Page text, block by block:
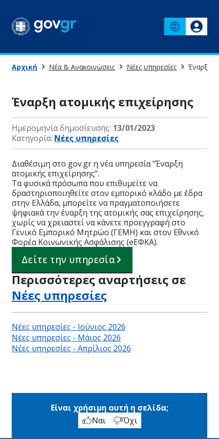
Αρχική Νέα & Ανακοινώσεις Νέες υπηρεσίες Έναρξη
Έναρξη ατομικής επιχείρησης
Ημερομηνία δημοσίευσης: 13/01/2023
Κατηγορία: Νέες υπηρεσίες
Διαθέσιμη στο gov.gr η νέα υπηρεσία "Έναρξη
ατομικής επιχείρησης".
Τα φυσικά πρόσωπα που επιθυμείτε να
δραστηριοποιηθείτε στον εμπορικό κλάδο με έδρα
στην Ελλάδα, μπορείτε να πραγματοποιήσετε
ψηφιακά την έναρξη της ατομικής σας επιχείρησης,
χωρίς να χρειαστεί να κάνετε προεγγραφή στο
Γενικό Εμπορικό Μητρώο (ΓΕΜΗ) και στον Εθνικό
Φορέα Κοινωνικής Ασφάλισης (eΕΦΚΑ).
Δείτε την υπηρεσία
Περισσότερες αναρτήσεις σε
Νέες υπηρεσίες
Νέες υπηρεσίες - Ιούνιος 2026
Νέες υπηρεσίες - Μάιος 2026
Νέες υπηρεσίες - Απρίλιος 2026
Είναι χρήσιμη αυτή η σελίδα;
Ναι
Όχι